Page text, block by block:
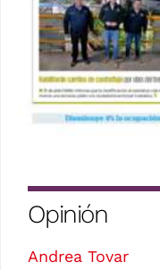
Opinión
Andrea Tovar